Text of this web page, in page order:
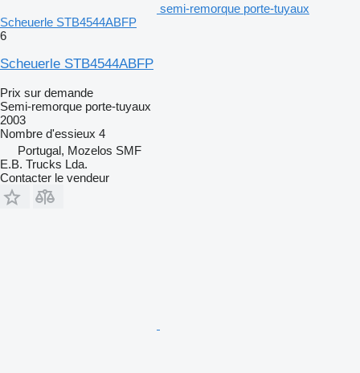
semi-remorque porte-tuyaux
Scheuerle STB4544ABFP
6
Scheuerle STB4544ABFP
Prix sur demande
Semi-remorque porte-tuyaux
2003
Nombre d'essieux 4
Portugal, Mozelos SMF
E.B. Trucks Lda.
Contacter le vendeur